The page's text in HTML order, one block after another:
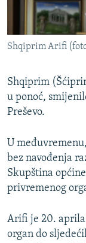
VIŠE OD NASLOVA
GENOCID U
POPLAVE I KLIZIŠTA
TV LIBERTY
POST SCRIPTUM
TRI DECENIJE OD
SVE KARTE
NASTANAK I
PRATITE NAS
Sve RFE/RL
Shqiprim Arifi
Shqiprim
u ponoć,
Preševo.
U
bez navođenja
Skupština
privremenog
Arifi je 20.
organ do